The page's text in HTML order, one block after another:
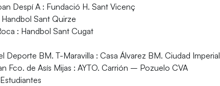
Despí A : Fundació H. Sant Vicenç
Sant Quirze
: Handbol Sant Cugat
Deporte BM. T-Maravilla : Casa Álvarez BM. Ciudad Imperial
Fco. de Asís Mijas : AYTO. Carrión – Pozuelo CVA